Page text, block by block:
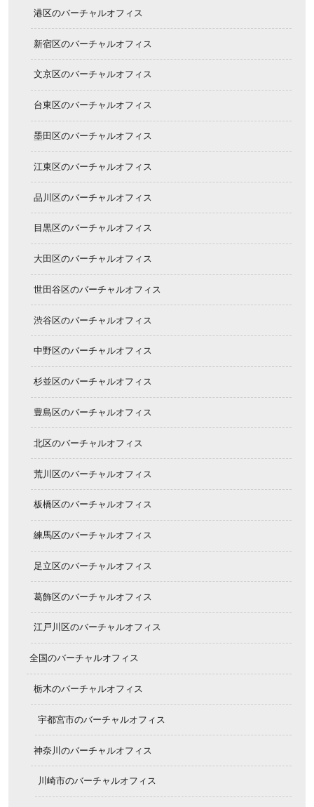
港区のバーチャルオフィス
新宿区のバーチャルオフィス
文京区のバーチャルオフィス
台東区のバーチャルオフィス
墨田区のバーチャルオフィス
江東区のバーチャルオフィス
品川区のバーチャルオフィス
目黒区のバーチャルオフィス
大田区のバーチャルオフィス
世田谷区のバーチャルオフィス
渋谷区のバーチャルオフィス
中野区のバーチャルオフィス
杉並区のバーチャルオフィス
豊島区のバーチャルオフィス
北区のバーチャルオフィス
荒川区のバーチャルオフィス
板橋区のバーチャルオフィス
練馬区のバーチャルオフィス
足立区のバーチャルオフィス
葛飾区のバーチャルオフィス
江戸川区のバーチャルオフィス
全国のバーチャルオフィス
栃木のバーチャルオフィス
宇都宮市のバーチャルオフィス
神奈川のバーチャルオフィス
川崎市のバーチャルオフィス